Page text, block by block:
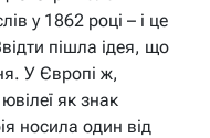
у 1862 році – і це
пішла ідея, що
У Європі ж,
як знак
носила один від